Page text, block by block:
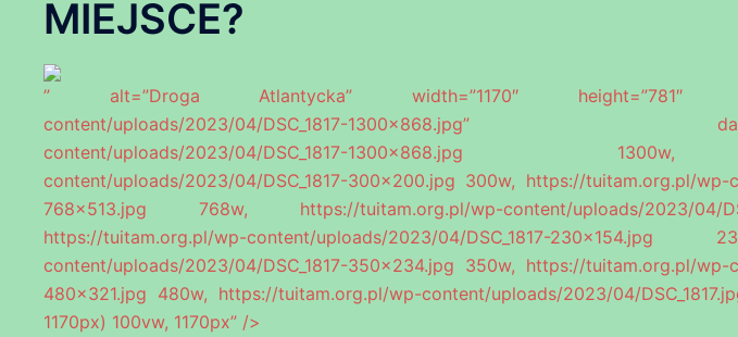
MIEJSCE?
” alt=”Droga Atlantycka” width=”1170″ height=”781″ data-
content/uploads/2023/04/DSC_1817-1300×868.jpg” data-
content/uploads/2023/04/DSC_1817-1300×868.jpg
content/uploads/2023/04/DSC_1817-300×200.jpg 300w, https://tuitam.org.pl/wp-
768×513.jpg 768w, https://tuitam.org.pl/wp-content/uploads/2023/04/
https://tuitam.org.pl/wp-content/uploads/2023/04/DSC_1817-
content/uploads/2023/04/DSC_1817-350×234.jpg 350w, https://tuitam.org.pl/wp-
480×321.jpg 480w, https://tuitam.org.pl/wp-content/uploads/2023/04/
1170px) 100vw, 1170px” />